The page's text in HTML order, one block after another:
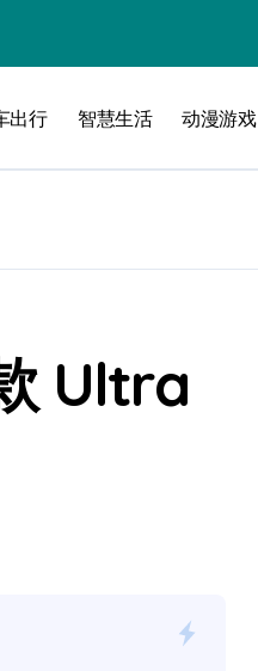
出行 智慧生活 动漫游戏
Ultra